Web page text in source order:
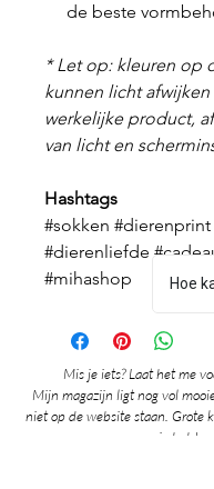
de beste
* Let op: kleuren op
kunnen licht afwijken
werkelijke product,
van licht en
Hashtags
#sokken #dierenprint
#dierenliefde
#mihashop
Mis je iets? Laat het me
Mijn magazijn ligt nog vol
niet op de website staan. Grote
je heb!
Hoe